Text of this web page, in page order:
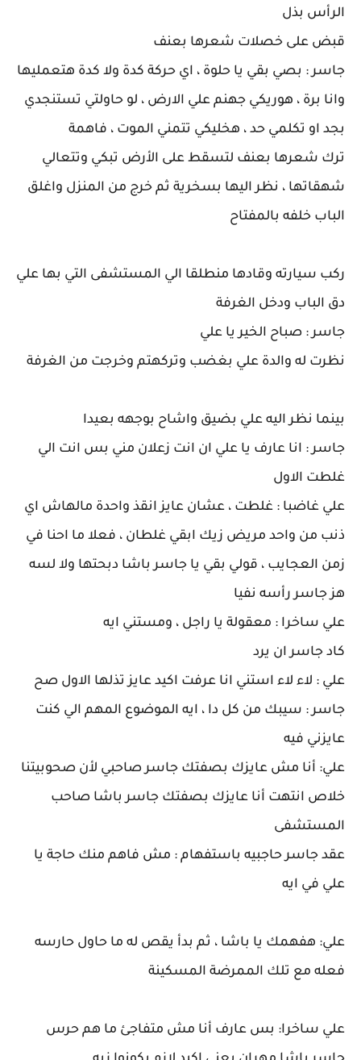
الرأس بذل
قبض على خصلات شعرها بعنف
جاسر : بصي بقي يا حلوة ، اي حركة كدة ولا كدة هتعمليها
وانا برة ، هوريكي جهنم علي الارض ، لو حاولتي تستنجدي
بجد او تكلمي حد ، هخليكي تتمني الموت ، فاهمة
ترك شعرها بعنف لتسقط على الأرض تبكي وتتعالي
شهقاتها ، نظر اليها بسخرية ثم خرج من المنزل واغلق
الباب خلفه بالمفتاح
ركب سيارته وقادها منطلقا الي المستشفى التي بها علي
دق الباب ودخل الغرفة
جاسر : صباح الخير يا علي
نظرت له والدة علي بغضب وتركهتم وخرجت من الغرفة
بينما نظر اليه علي بضيق واشاح بوجهه بعيدا
جاسر : انا عارف يا علي ان انت زعلان مني بس انت الي
غلطت الاول
علي غاضبا : غلطت ، عشان عايز انقذ واحدة مالهاش اي
ذنب من واحد مريض زيك ابقي غلطان ، فعلا ما احنا في
زمن العجايب ، قولي بقي يا جاسر باشا دبحتها ولا لسه
هز جاسر رأسه نفيا
علي ساخرا : معقولة يا راجل ، ومستني ايه
كاد جاسر ان يرد
علي : لاء لاء استني انا عرفت اكيد عايز تذلها الاول صح
جاسر : سيبك من كل دا ، ايه الموضوع المهم الي كنت
عايزني فيه
علي: أنا مش عايزك بصفتك جاسر صاحبي لأن صحوبيتنا
خلاص انتهت أنا عايزك بصفتك جاسر باشا صاحب
المستشفى
عقد جاسر حاجبيه باستفهام : مش فاهم منك حاجة يا
علي في ايه
علي: هفهمك يا باشا ، ثم بدأ يقص له ما حاول حارسه
فعله مع تلك الممرضة المسكينة
علي ساخرا: بس عارف أنا مش متفاجئ ما هم حرس